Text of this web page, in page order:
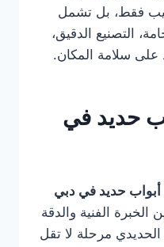
فقط، بل تشمل
التصنيع الدقيق،
على سلامة المكان.
حديد في
حديد في دبي
الفنية والدقة
الحديدي مرحلة لا تقل